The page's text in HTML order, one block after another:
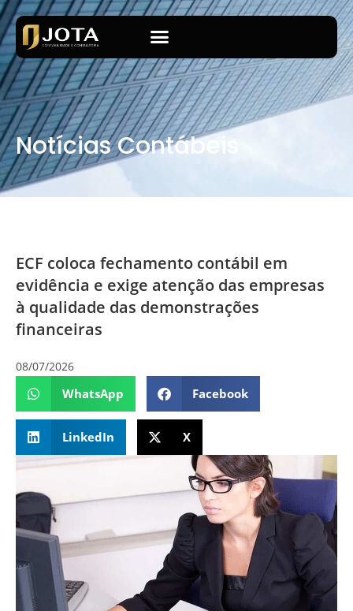
Notícias Contábeis
ECF coloca fechamento contábil em
evidência e exige atenção das empresas
à qualidade das demonstrações
financeiras
08/07/2026
WhatsApp Facebook
LinkedIn X